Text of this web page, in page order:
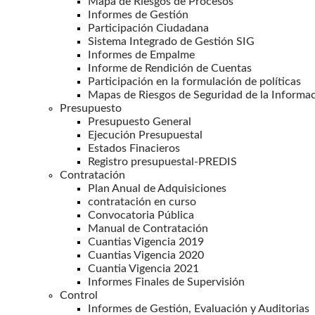
Informes de Gestión
Participación Ciudadana
Sistema Integrado de Gestión SIG
Informes de Empalme
Informe de Rendición de Cuentas
Participación en la formulación de políticas
Mapas de Riesgos de Seguridad de la
Presupuesto
Presupuesto General
Ejecución Presupuestal
Estados Finacieros
Registro presupuestal-PREDIS
Contratación
Plan Anual de Adquisiciones
contratación en curso
Convocatoria Pública
Manual de Contratación
Cuantias Vigencia 2019
Cuantias Vigencia 2020
Cuantia Vigencia 2021
Informes Finales de Supervisión
Control
Informes de Gestión, Evaluación y Auditorias